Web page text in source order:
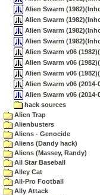
Alien Swarm
Alien Swarm
Alien Swarm
Alien Swarm
Alien Swarm v06
Alien Swarm v06
Alien Swarm v06
Alien Swarm v06
Alien Swarm v06
hack sources
Alien Trap
Alienbusters
Aliens - Genocide
Aliens (Dandy hack)
Aliens (Massey, Randy)
All Star Baseball
Alley Cat
All-Pro Football
Ally Attack